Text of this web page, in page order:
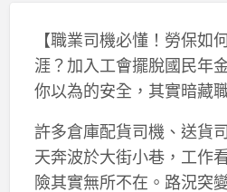
【職業司機必懂！勞保如
涯？加入工會擺脫國民年金
你以為的安全，其實暗藏
許多倉庫配貨司機、送貨
天奔波於大街小巷，工作
險其實無所不在。路況突